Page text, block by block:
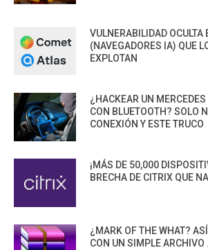
VULNERABILIDAD OCULTA
(NAVEGADORES IA) QUE
EXPLOTAN
¿HACKEAR UN
CON BLUETOOTH? SOLO
CONEXIÓN Y ESTE TRUCO
¡MÁS DE 50,000
BRECHA DE CITRIX QUE
¿MARK OF THE WHAT?
CON UN SIMPLE ARCHIVO